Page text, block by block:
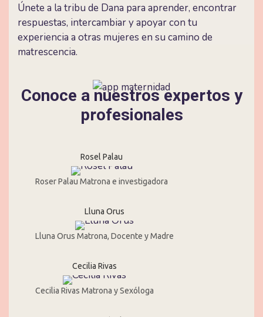
Únete a la tribu de Dana para aprender, encontrar
respuestas, intercambiar y apoyar con tu
experiencia a otras mujeres en su camino de
matrescencia.
Conoce a nuestros expertos y
profesionales
Rosel Palau
Roser Palau Matrona e investigadora
Lluna Orus
Lluna Orus Matrona, Docente y Madre
Cecilia Rivas
Cecilia Rivas Matrona y Sexóloga